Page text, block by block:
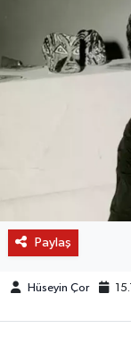
Paylaş
Hüseyin Çor